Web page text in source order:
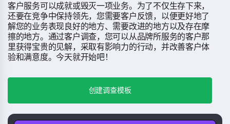
客户服务可以成就或毁灭一项业务。为了不仅生存下来，
还要在竞争中保持领先，您需要客户反馈，以便更好地了
解您的业务表现良好的地方、需要改进的地方以及存在摩
擦的地方。通过客户调查，您可以从品牌所服务的客户那
里获得宝贵的见解，采取有影响力的行动，并改善客户体
验和满意度。今天就开始吧！
创建调查模板